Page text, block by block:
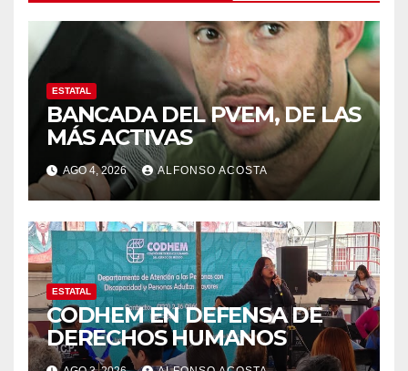
ESTATAL
BANCADA DEL PVEM, DE LAS
MÁS ACTIVAS
AGO 4, 2026 ALFONSO ACOSTA
ESTATAL
CODHEM EN DEFENSA DE
DERECHOS HUMANOS